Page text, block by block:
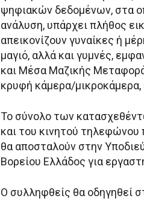
ψηφιακών δεδομένων, στα
ανάλυση, υπάρχει πλήθος
απεικονίζουν γυναίκες ή
μαγιό, αλλά και γυμνές,
και Μέσα Μαζικής
κρυφή κάμερα/μικροκάμερα,
Το σύνολο των
και του κινητού
θα αποσταλούν στην
Βορείου Ελλάδος για
Ο συλληφθείς θα οδηγηθεί